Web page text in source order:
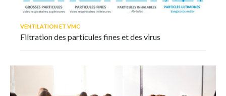
VENTILATION ET VMC
Filtration des particules fines et des virus